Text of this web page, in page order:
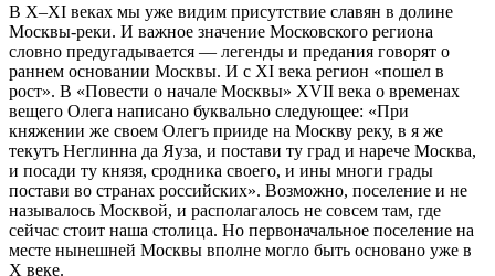
В X–XI веках мы уже видим присутствие славян в долине
Москвы-реки. И важное значение Московского региона
словно предугадывается — легенды и предания говорят о
раннем основании Москвы. И с XI века регион «пошел в
рост». В «Повести о начале Москвы» XVII века о временах
вещего Олега написано буквально следующее: «При
княжении же своем Олегъ прииде на Москву реку, в я же
текутъ Неглинна да Яуза, и постави ту град и нарече Москва,
и посади ту князя, сродника своего, и ины многи грады
постави во странах российских». Возможно, поселение и не
называлось Москвой, и располагалось не совсем там, где
сейчас стоит наша столица. Но первоначальное поселение на
месте нынешней Москвы вполне могло быть основано уже в
X веке.